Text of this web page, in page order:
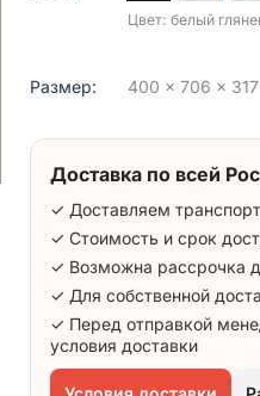
Цвет: белый
Размер: 400 x 706 x
Доставка по всей
✓ Доставляем
✓ Стоимость и срок
✓ Возможна рассрочка
✓ Для собственной
✓ Перед отправкой
условия доставки